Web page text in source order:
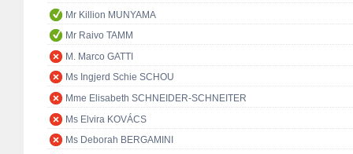
Mr Killion MUNYAMA
Mr Raivo TAMM
M. Marco GATTI
Ms Ingjerd Schie SCHOU
Mme Elisabeth SCHNEIDER-SCHNEITER
Ms Elvira KOVÁCS
Ms Deborah BERGAMINI